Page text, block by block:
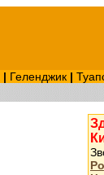
| Геленджик |